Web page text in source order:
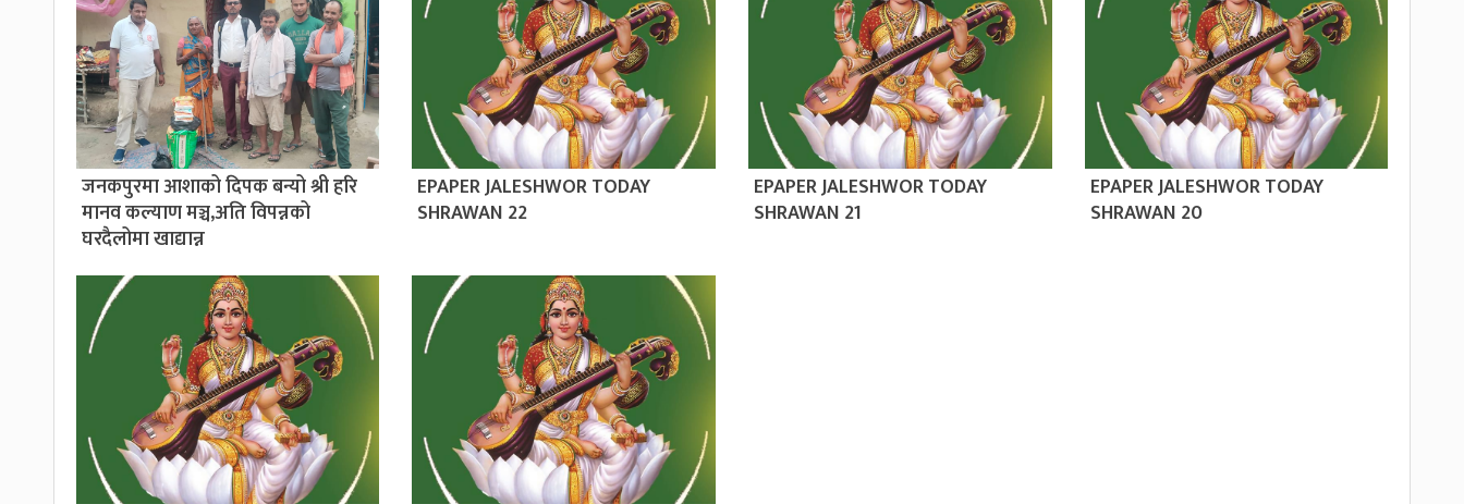
जनकपुरमा आशाको दिपक बन्यो श्री हरि
मानव कल्याण मञ्च,अति विपन्नको
घरदैलोमा खाद्यान्न
EPAPER JALESHWOR TODAY
SHRAWAN 22
EPAPER JALESHWOR TODAY
SHRAWAN 21
EPAPER JALESHWOR TODAY
SHRAWAN 20